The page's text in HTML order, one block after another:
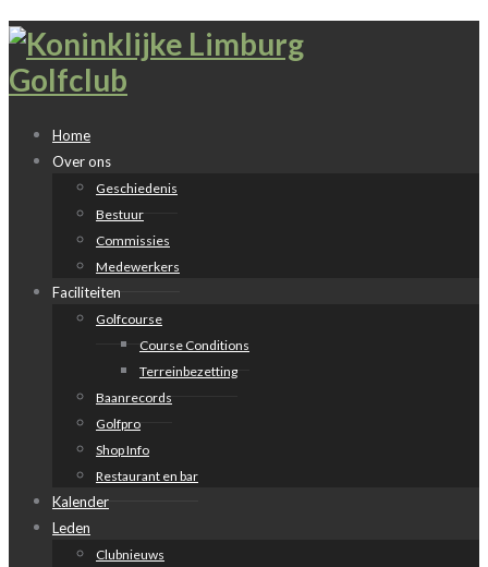
Home
Over ons
Geschiedenis
Bestuur
Commissies
Medewerkers
Faciliteiten
Golfcourse
Course Conditions
Terreinbezetting
Baanrecords
Golfpro
Shop Info
Restaurant en bar
Kalender
Leden
Clubnieuws